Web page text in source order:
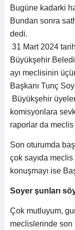
Bugüne kadarki
Bundan sonra
dedi.
31 Mart 2024
Büyükşehir
ayı meclisinin
Başkanı Tunç
Büyükşehir
komisyonlara
raporlar da
Son oturumda
çok sayıda
konuşmayı ise
Soyer şunları
Çok mutluyum,
meclislerinde son